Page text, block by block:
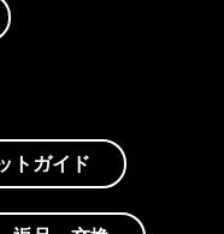
トガイド